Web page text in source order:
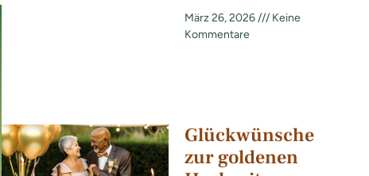
März 26, 2026
Keine
Kommentare
Glückwünsche
zur goldenen